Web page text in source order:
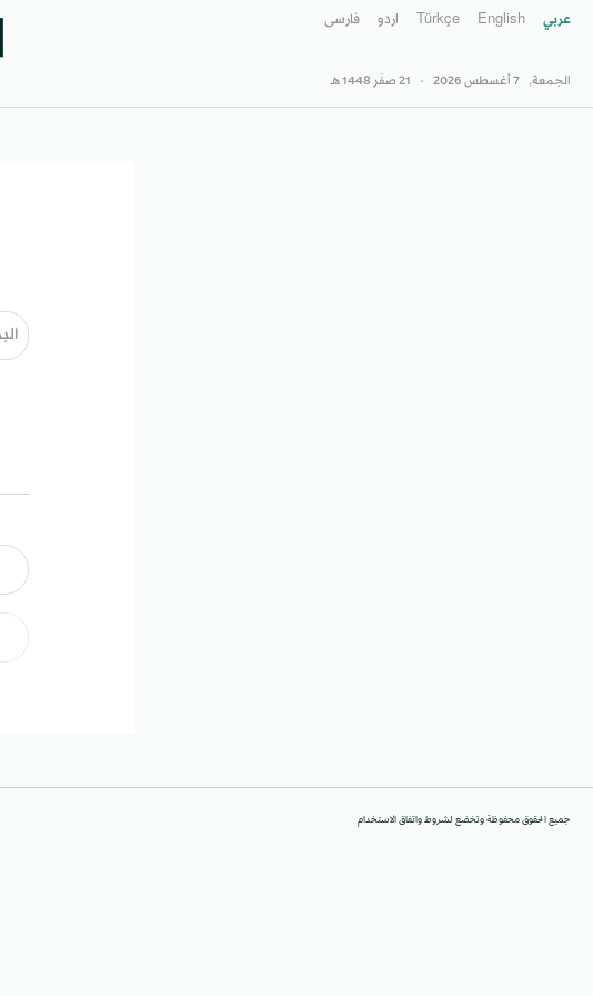
عربي English
Türkçe اردو فارسى
الجمعة, 7 أغسطس 2026 - 21 صفَر 1448 هـ
جميع الحقوق محفوظة وتخضع لشروط واتفاق الاستخدام